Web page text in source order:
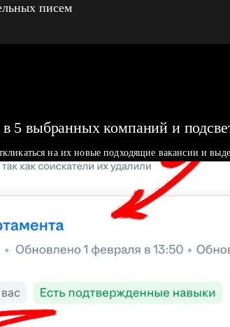
писем
5 выбранных компаний и
на их новые подходящие вакансии и